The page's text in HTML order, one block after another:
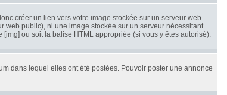
créer un lien vers votre image stockée sur un serveur web
web public), ni une image stockée sur un serveur nécessitant
ou soit la balise HTML appropriée (si vous y êtes autorisé).
dans lequel elles ont été postées. Pouvoir poster une annonce